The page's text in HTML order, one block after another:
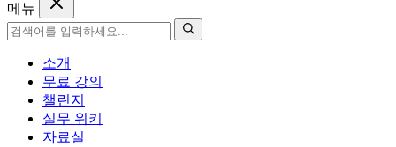
메뉴
소개
무료 강의
챌린지
실무 위키
자료실